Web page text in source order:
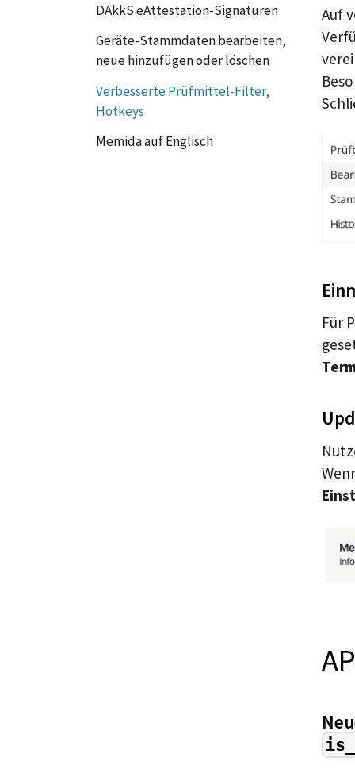
DAkkS eAttestation-Signaturen
Geräte-Stammdaten bearbeiten,
neue hinzufügen oder löschen
Verbesserte Prüfmittel-Filter,
Hotkeys
Memida auf Englisch
Auf
Für